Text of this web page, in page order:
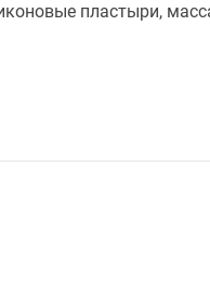
пластыри,